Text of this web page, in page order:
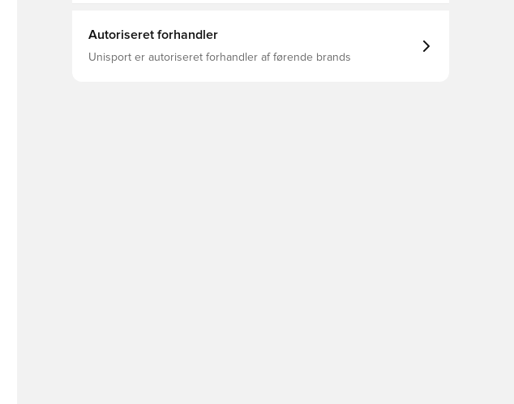
Autoriseret forhandler
Unisport er autoriseret forhandler af førende brands